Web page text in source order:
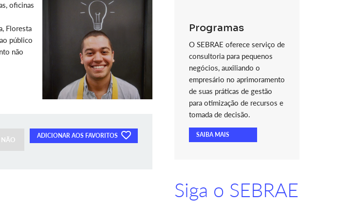
oficinas
Floresta
público
não
ADICIONAR AOS FAVORITOS
NÃO
Programas
O SEBRAE oferece serviço de
consultoria para pequenos
negócios, auxiliando o
empresário no aprimoramento
de suas práticas de gestão
para otimização de recursos e
tomada de decisão.
SAIBA MAIS
Siga o SEBRAE